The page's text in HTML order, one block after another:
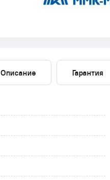
Описание Гарантия